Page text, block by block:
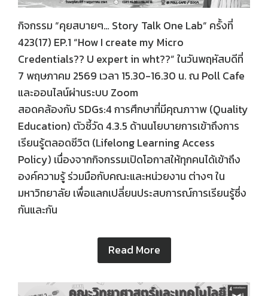
กิจกรรม “คุยสบายๆ… Story Talk One Lab“ ครั้งที่
423(17) EP.1 “How I create my Micro
Credentials?? U expert in wht??” ในวันพฤหัสบดีที่
7 พฤษภาคม 2569 เวลา 15.30-16.30 น. ณ Poll Cafe
และออนไลน์ผ่านระบบ Zoom
สอดคล้องกับ SDGs:4 การศึกษาที่มีคุณภาาพ (Quality
Education) ตัวชี้วัด 4.3.5 ด้านนโยบายการเข้าถึงการ
เรียนรู้ตลอดชีวิต (Lifelong Learning Access
Policy) เนื่องจากกิจกรรมเปิดโอกาสให้ทุกคนได้เข้าถึง
องค์ความรู้ ร่วมมือกับคณะและหน่วยงาน ต่างๆ ใน
มหาวิทยาลัย เพื่อแลกเปลี่ยนประสบการณ์การเรียนรู้ซึ่ง
กันและกัน
Read More